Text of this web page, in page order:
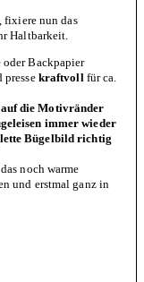
fixiere nun das
Haltbarkeit.
oder Backpapier
kraftvoll für ca.
die Motivränder
immer wieder
Bügelbild richtig
noch warme
und erstmal ganz in